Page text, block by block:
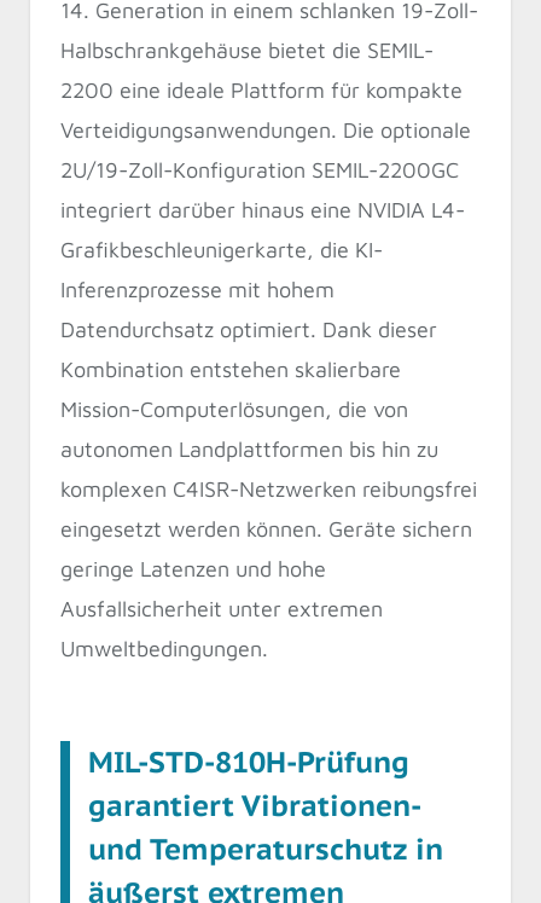
14. Generation in einem schlanken 19-Zoll-
Halbschrankgehäuse bietet die SEMIL-
2200 eine ideale Plattform für kompakte
Verteidigungsanwendungen. Die optionale
2U/19-Zoll-Konfiguration SEMIL-2200GC
integriert darüber hinaus eine NVIDIA L4-
Grafikbeschleunigerkarte, die KI-
Inferenzprozesse mit hohem
Datendurchsatz optimiert. Dank dieser
Kombination entstehen skalierbare
Mission-Computerlösungen, die von
autonomen Landplattformen bis hin zu
komplexen C4ISR-Netzwerken reibungsfrei
eingesetzt werden können. Geräte sichern
geringe Latenzen und hohe
Ausfallsicherheit unter extremen
Umweltbedingungen.
MIL-STD-810H-Prüfung
garantiert Vibrationen-
und Temperaturschutz in
äußerst extremen